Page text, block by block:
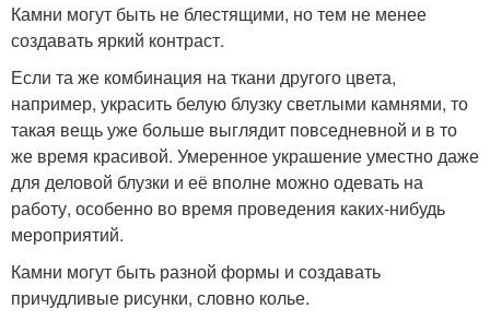
Камни могут быть не блестящими, но тем не менее
создавать яркий контраст.
Если та же комбинация на ткани другого цвета,
например, украсить белую блузку светлыми камнями, то
такая вещь уже больше выглядит повседневной и в то
же время красивой. Умеренное украшение уместно даже
для деловой блузки и её вполне можно одевать на
работу, особенно во время проведения каких-нибудь
мероприятий.
Камни могут быть разной формы и создавать
причудливые рисунки, словно колье.